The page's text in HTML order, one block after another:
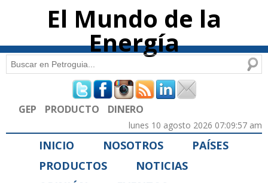
El Mundo de la
Energía
Formulario de búsqueda
Buscar
GEP PRODUCTO DINERO
lunes 10 agosto 2026 07:09:57 am
INICIO NOSOTROS
PAÍSES
PRODUCTOS
NOTICIAS